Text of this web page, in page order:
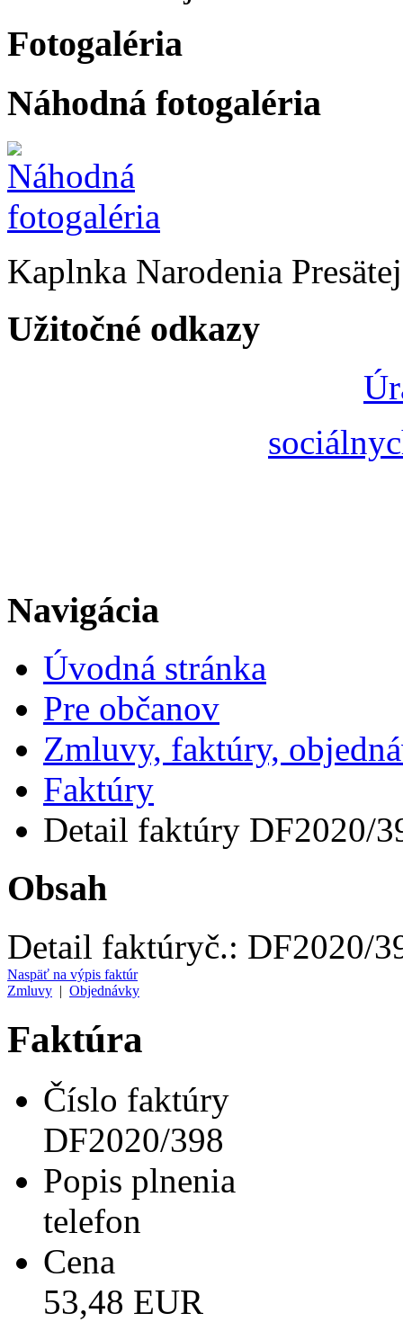
Fotogaléria
Náhodná fotogaléria
Kaplnka Narodenia
Užitočné odkazy
Navigácia
Úvodná stránka
Pre občanov
Zmluvy, faktúry,
Faktúry
Detail faktúry DF2020/
Obsah
Detail faktúryč.: DF2020/
Naspäť na výpis faktúr
Zmluvy | Objednávky
Faktúra
Číslo faktúry
DF2020/398
Popis plnenia
telefon
Cena
53,48 EUR